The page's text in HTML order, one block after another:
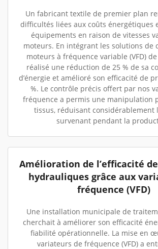
Un fabricant textile de premier plan
difficultés liées aux coûts énergétiques
équipements en raison de vitesses
moteurs. En intégrant les solutions de
moteurs à fréquence variable (VFD)
réalisé une réduction de 25 % de sa
d’énergie et amélioré son efficacité de
%. Le contrôle précis offert par nos
fréquence a permis une manipulation
tissus, réduisant considérablement
survenant pendant la
Amélioration de l’efficacité
hydrauliques grâce aux
fréquence (VFD)
Une installation municipale de
cherchait à améliorer son efficacité
fiabilité opérationnelle. La mise en
variateurs de fréquence (VFD) a